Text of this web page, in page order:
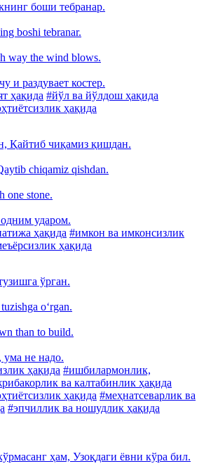
боши тебранар.
boshi tebranar.
way the wind blows.
и раздувает костер.
ҳақида #йўл ва йўлдош ҳақида
ҳақида
Қайтиб чиқамиз қишдан.
chiqamiz qishdan.
one stone.
ударом.
ҳақида #имкон ва имконсизлик
ҳақида
ўрган.
o‘rgan.
than to build.
ума не надо.
ҳақида #ишбилармонлик,
ва калтабинлик ҳақида
ҳақида #меҳнатсеварлик ва
#эпчиллик ва ношудлик ҳақида
ҳам, Узоқдаги ёвни кўра бил.